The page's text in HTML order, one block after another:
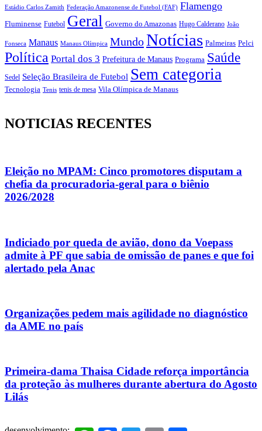
Estádio Carlos Zamith Federação Amazonense de Futebol (FAF) Flamengo
Fluminense Futebol Geral Governo do Amazonas Hugo Calderano João
Fonseca Manaus Manaus Olímpica MundoNotícias Palmeiras Pelci
Política Portal dos 3 Prefeitura de Manaus Programa Saúde
Sedel Seleção Brasileira de Futebol Sem categoria
Tecnologia Tenis tenis de mesa Vila Olímpica de Manaus
NOTICIAS RECENTES
Eleição no MPAM: Cinco promotores disputam a
chefia da procuradoria-geral para o biênio
2026/2028
Indiciado por queda de avião, dono da Voepass
admite à PF que sabia de omissão de panes e que foi
alertado pela Anac
Organizações pedem mais agilidade no diagnóstico
da AME no país
Primeira-dama Thaisa Cidade reforça importância
da proteção às mulheres durante abertura do Agosto
Lilás